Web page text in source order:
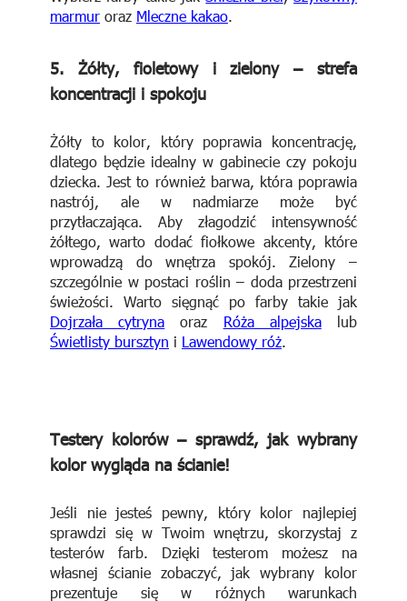
marmur oraz Mleczne kakao.
5. Żółty, fioletowy i zielony – strefa
koncentracji i spokoju
Żółty to kolor, który poprawia koncentrację,
dlatego będzie idealny w gabinecie czy pokoju
dziecka. Jest to również barwa, która poprawia
nastrój, ale w nadmiarze może być
przytłaczająca. Aby złagodzić intensywność
żółtego, warto dodać fiołkowe akcenty, które
wprowadzą do wnętrza spokój. Zielony –
szczególnie w postaci roślin – doda przestrzeni
świeżości. Warto sięgnąć po farby takie jak
Dojrzała cytryna oraz Róża alpejskalub
Świetlisty bursztyn i Lawendowy róż.
Testery kolorów – sprawdź, jak wybrany
kolor wygląda na ścianie!
Jeśli nie jesteś pewny, który kolor najlepiej
sprawdzi się w Twoim wnętrzu, skorzystaj z
testerów farb. Dzięki testerom możesz na
własnej ścianie zobaczyć, jak wybrany kolor
prezentuje się w różnych warunkach